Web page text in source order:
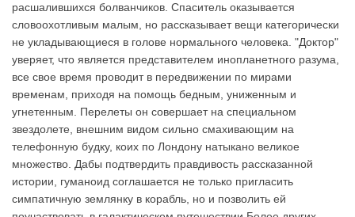
расшалившихся болванчиков. Спаситель оказывается
словоохотливым малым, но рассказывает вещи категорически
не укладывающиеся в голове нормального человека. "Доктор"
уверяет, что является представителем инопланетного разума,
все свое время проводит в передвижении по мирами
временам, приходя на помощь бедным, униженным и
угнетенным. Перелеты он совершает на специальном
звездолете, внешним видом сильно смахивающим на
телефонную будку, коих по Лондону натыкано великое
множество. Дабы подтвердить правдивость рассказанной
истории, гуманоид соглашается не только пригласить
симпатичную землянку в корабль, но и позволить ей